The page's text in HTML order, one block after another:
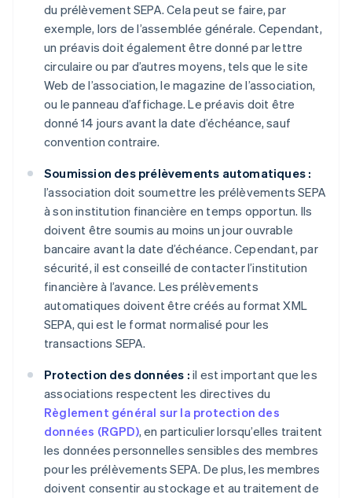
du prélèvement SEPA. Cela peut se faire, par
exemple, lors de l’assemblée générale. Cependant,
un préavis doit également être donné par lettre
circulaire ou par d’autres moyens, tels que le site
Web de l’association, le magazine de l’association,
ou le panneau d’affichage. Le préavis doit être
donné 14 jours avant la date d’échéance, sauf
convention contraire.
Soumission des prélèvements automatiques :
l’association doit soumettre les prélèvements SEPA
à son institution financière en temps opportun. Ils
doivent être soumis au moins un jour ouvrable
bancaire avant la date d’échéance. Cependant, par
sécurité, il est conseillé de contacter l’institution
financière à l’avance. Les prélèvements
automatiques doivent être créés au format XML
SEPA, qui est le format normalisé pour les
transactions SEPA.
Protection des données : il est important que les
associations respectent les directives du
Règlement général sur la protection des
données (RGPD), en particulier lorsqu’elles traitent
les données personnelles sensibles des membres
pour les prélèvements SEPA. De plus, les membres
doivent consentir au stockage et au traitement de